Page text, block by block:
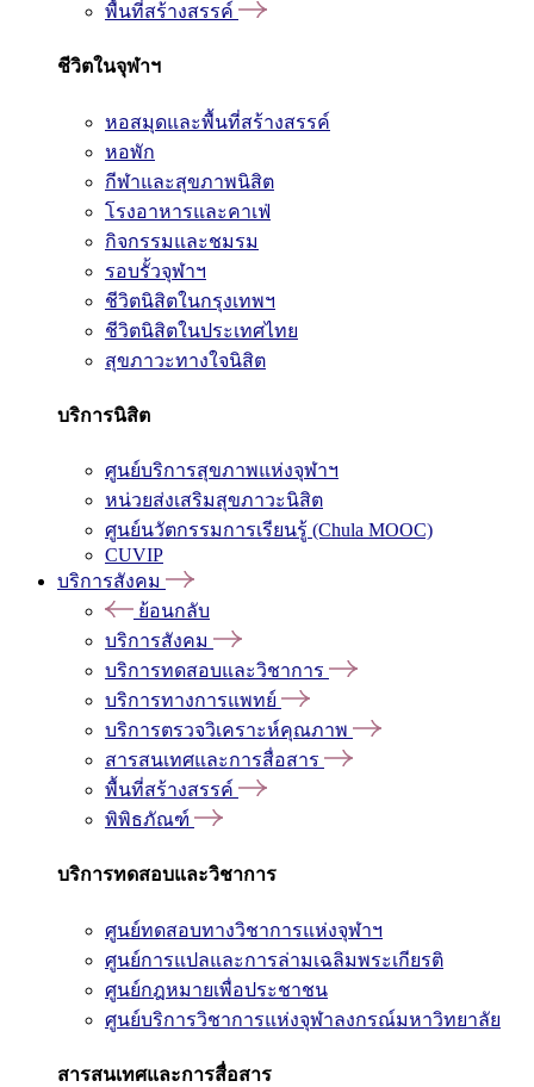
พื้นที่สร้างสรรค์
ชีวิตในจุฬาฯ
หอสมุดและพื้นที่สร้างสรรค์
หอพัก
กีฬาและสุขภาพนิสิต
โรงอาหารและคาเฟ่
กิจกรรมและชมรม
รอบรั้วจุฬาฯ
ชีวิตนิสิตในกรุงเทพฯ
ชีวิตนิสิตในประเทศไทย
สุขภาวะทางใจนิสิต
บริการนิสิต
ศูนย์บริการสุขภาพแห่งจุฬาฯ
หน่วยส่งเสริมสุขภาวะนิสิต
ศูนย์นวัตกรรมการเรียนรู้ (Chula MOOC)
CUVIP
บริการสังคม
ย้อนกลับ
บริการสังคม
บริการทดสอบและวิชาการ
บริการทางการแพทย์
บริการตรวจวิเคราะห์คุณภาพ
สารสนเทศและการสื่อสาร
พื้นที่สร้างสรรค์
พิพิธภัณฑ์
บริการทดสอบและวิชาการ
ศูนย์ทดสอบทางวิชาการแห่งจุฬาฯ
ศูนย์การแปลและการล่ามเฉลิมพระเกียรติ
ศูนย์กฎหมายเพื่อประชาชน
ศูนย์บริการวิชาการแห่งจุฬาลงกรณ์มหาวิทยาลัย
สารสนเทศและการสื่อสาร